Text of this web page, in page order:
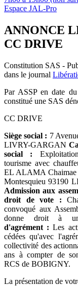
Espace JAL-Pro
ANNONCE
CC DRIVE
Constitution SAS -
dans le journal
Par ASSP en date
constitué une SAS
CC DRIVE
Siège social : 7
LIVRY-GARGAN
social :
tourisme avec
EL ALAMA Chaimae
Montesquieu 93190
Admission aux
droit de vote :
convoqué aux
donne droit à
d'agrément : Les
cédées qu'avec
collectivité des
ans à compter de
RCS de BOBIGNY.
La présentation de